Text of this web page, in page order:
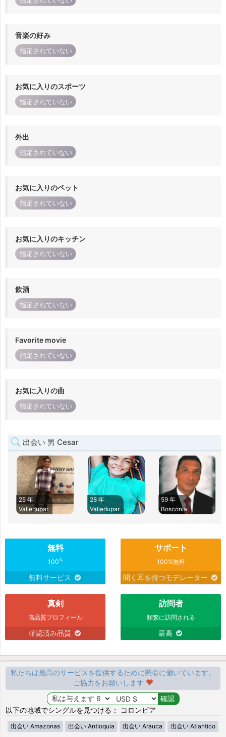
音楽の好み
指定されていない
お気に入りのスポーツ
指定されていない
外出
指定されていない
お気に入りのペット
指定されていない
お気に入りのキッチン
指定されていない
飲酒
指定されていない
Favorite movie
指定されていない
お気に入りの曲
指定されていない
出会い 男 Cesar
25 年
Valledupar
28 年
Valledupar
59 年
Bosconia
無料
100%
無料サービス
サポート
100%無料
聞く耳を持つモデレーター
真剣
高品質プロフィール
確認済み品質
訪問者
頻繁に訪問される
最高
私たちは最高のサービスを提供するために懸命に働いています。
ご協力をお願いします
以下の地域でシングルを見つける： コロンビア
出会い Amazonas 出会い Antioquia 出会い Arauca 出会い Atlantico